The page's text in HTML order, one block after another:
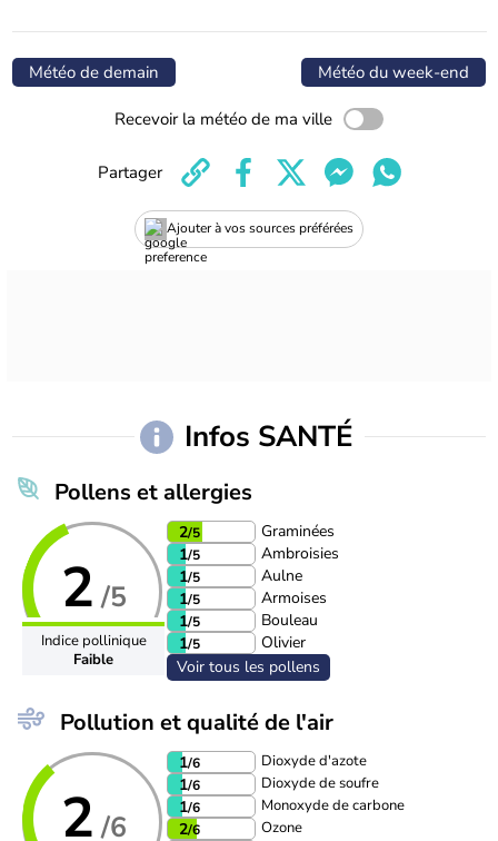
Météo de demain Météo du week-end
Recevoir la météo de ma ville
Ajouter à vos sources préférées
Partager
Infos SANTÉ
Pollens et allergies
2 /5
Indice pollinique
Faible
2/5
Graminées
1/5
Ambroisies
1/5
Aulne
1/5
Armoises
1/5
Bouleau
1/5
Olivier
Voir tous les pollens
Pollution et qualité de l'air
2 /6
1/6 Dioxyde d'azote
1/6 Dioxyde de soufre
1/6 Monoxyde de carbone
2/6 Ozone